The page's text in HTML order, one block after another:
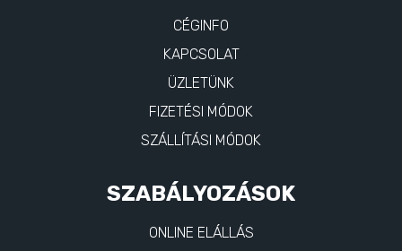
CÉGINFO
KAPCSOLAT
ÜZLETÜNK
FIZETÉSI MÓDOK
SZÁLLÍTÁSI MÓDOK
SZABÁLYOZÁSOK
ONLINE ELÁLLÁS